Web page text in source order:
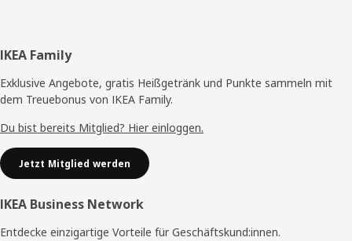
Fußzeile
IKEA Family
Exklusive Angebote, gratis Heißgetränk und Punkte sammeln mit
dem Treuebonus von IKEA Family.
Du bist bereits Mitglied? Hier einloggen.
Jetzt Mitglied werden
IKEA Business Network
Entdecke einzigartige Vorteile für Geschäftskund:innen.